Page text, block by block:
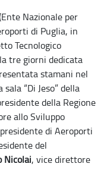
Nazionale per
di Puglia, in
Tecnologico
tre giorni dedicata
stamani nel
“Di Jeso” della
della Regione
allo Sviluppo
di Aeroporti
del
Nicolai, vice direttore